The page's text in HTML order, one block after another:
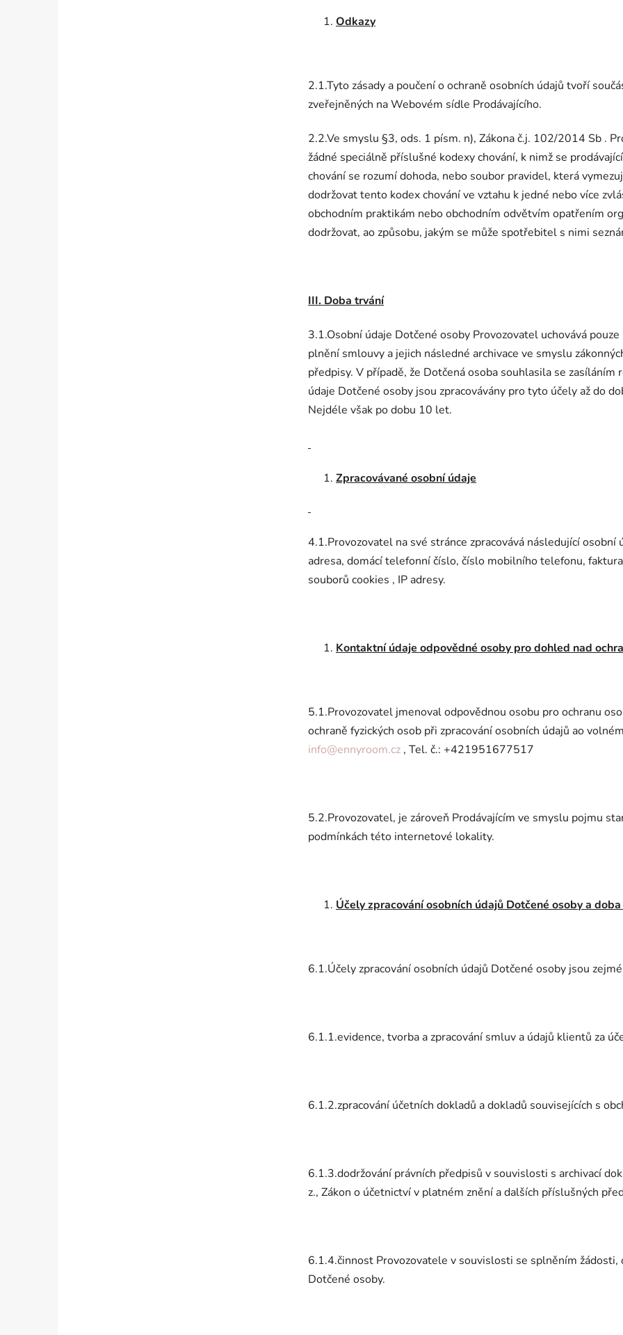
Odkazy
2.1.Tyto zásady a poučení o ochraně osobních údajů tvoří
zveřejněných na Webovém sídle Prodávajícího.
2.2.Ve smyslu §3, ods. 1 písm. n), Zákona č.j. 102/2014 Sb .
žádné speciálně příslušné kodexy chování, k nimž se
chování se rozumí dohoda, nebo soubor pravidel, která
dodržovat tento kodex chování ve vztahu k jedné nebo více
obchodním praktikám nebo obchodním odvětvím opatřením
dodržovat, ao způsobu, jakým se může spotřebitel s nimi
III. Doba trvání
3.1.Osobní údaje Dotčené osoby Provozovatel uchovává
plnění smlouvy a jejich následné archivace ve smyslu
předpisy. V případě, že Dotčená osoba souhlasila se
údaje Dotčené osoby jsou zpracovávány pro tyto účely až do
Nejdéle však po dobu 10 let.
Zpracovávané osobní údaje
4.1.Provozovatel na své stránce zpracovává následující
adresa, domácí telefonní číslo, číslo mobilního telefonu,
souborů cookies , IP adresy.
Kontaktní údaje odpovědné osoby pro dohled nad
5.1.Provozovatel jmenoval odpovědnou osobu pro ochranu
ochraně fyzických osob při zpracování osobních údajů ao
info@ennyroom.cz , Tel. č.: +421951677517
5.2.Provozovatel, je zároveň Prodávajícím ve smyslu pojmu
podmínkách této internetové lokality.
Účely zpracování osobních údajů Dotčené osoby a
6.1.Účely zpracování osobních údajů Dotčené osoby jsou
6.1.1.evidence, tvorba a zpracování smluv a údajů klientů za
6.1.2.zpracování účetních dokladů a dokladů souvisejících s
6.1.3.dodržování právních předpisů v souvislosti s archivací
z., Zákon o účetnictví v platném znění a dalších příslušných
6.1.4.činnost Provozovatele v souvislosti se splněním
Dotčené osoby.